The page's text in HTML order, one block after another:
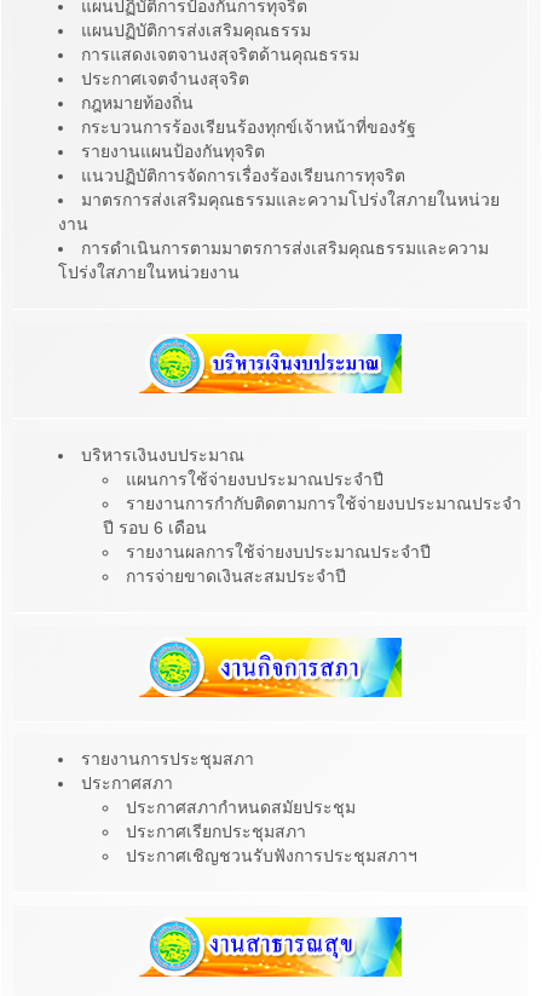
แผนปฏิบัติการป้องกันการทุจริต
แผนปฏิบัติการส่งเสริมคุณธรรม
การแสดงเจตจานงสุจริตด้านคุณธรรม
ประกาศเจตจำนงสุจริต
กฎหมายท้องถิ่น
กระบวนการร้องเรียนร้องทุกข์เจ้าหน้าที่ของรัฐ
รายงานแผนป้องกันทุจริต
แนวปฏิบัติการจัดการเรื่องร้องเรียนการทุจริต
มาตรการส่งเสริมคุณธรรมและความโปร่งใสภายในหน่วย
งาน
การดำเนินการตามมาตรการส่งเสริมคุณธรรมและความ
โปร่งใสภายในหน่วยงาน
บริหารเงินงบประมาณ
แผนการใช้จ่ายงบประมาณประจำปี
รายงานการกำกับติดตามการใช้จ่ายงบประมาณประจำ
ปี รอบ 6 เดือน
รายงานผลการใช้จ่ายงบประมาณประจำปี
การจ่ายขาดเงินสะสมประจำปี
รายงานการประชุมสภา
ประกาศสภา
ประกาศสภากำหนดสมัยประชุม
ประกาศเรียกประชุมสภา
ประกาศเชิญชวนรับฟังการประชุมสภาฯ